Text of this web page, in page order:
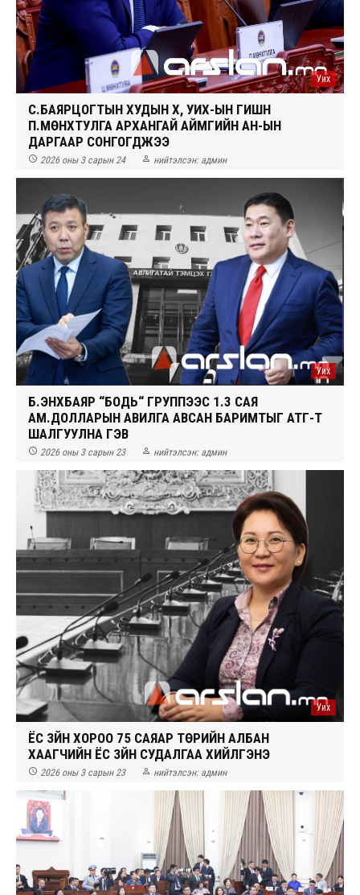
Уих
С.БАЯРЦОГТЫН ХУДЫН ХҮҮ, УИХ-ЫН ГИШҮҮН
П.МӨНХТУЛГА АРХАНГАЙ АЙМГИЙН АН-ЫН
ДАРГААР СОНГОГДЖЭЭ
 2026 оны 3 сарын 24  нийтэлсэн: админ
Уих
Б.ЭНХБАЯР “БОДЬ“ ГРУППЭЭС 1.3 САЯ
АМ.ДОЛЛАРЫН АВИЛГА АВСАН БАРИМТЫГ АТГ-Т
ШАЛГУУЛНА ГЭВ
 2026 оны 3 сарын 23  нийтэлсэн: админ
Уих
ЁС ЗҮЙН ХОРОО 75 САЯАР ТӨРИЙН АЛБАН
ХААГЧИЙН ЁС ЗҮЙН СУДАЛГАА ХИЙЛГЭНЭ
 2026 оны 3 сарын 23  нийтэлсэн: админ